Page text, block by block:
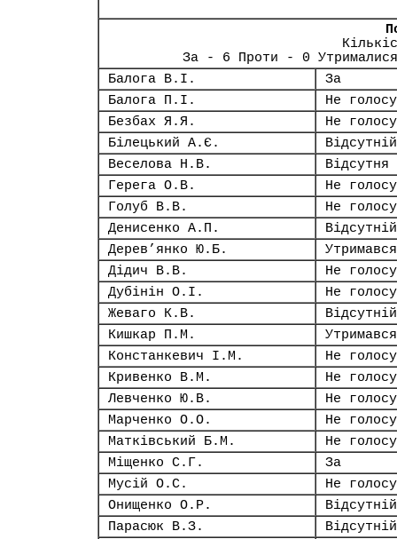
За - 6 Проти - 0
Балога В.І.
За
Балога П.І.
Не
Безбах Я.Я.
Не
Білецький А.Є.
Відсутній
Веселова Н.В.
Відсутня
Герега О.В.
Не
Голуб В.В.
Не
Денисенко А.П.
Відсутній
Дерев’янко Ю.Б.
Утримався
Дідич В.В.
Не
Дубінін О.І.
Не
Жеваго К.В.
Відсутній
Кишкар П.М.
Утримався
Констанкевич І.М.
Не
Кривенко В.М.
Не
Левченко Ю.В.
Не
Марченко О.О.
Не
Матківський Б.М.
Не
Міщенко С.Г.
За
Мусій О.С.
Не
Онищенко О.Р.
Відсутній
Парасюк В.З.
Відсутній